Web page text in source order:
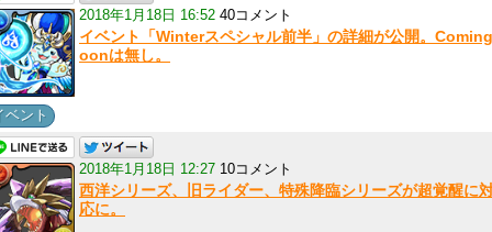
2018年1月18日 16:52 40コメント
イベント「Winterスペシャル前半」の詳細が公開。
oonは無し。
ベント
2018年1月18日 12:27 10コメント
西洋シリーズ、旧ライダー、特殊降臨シリーズが超覚醒に
応に。